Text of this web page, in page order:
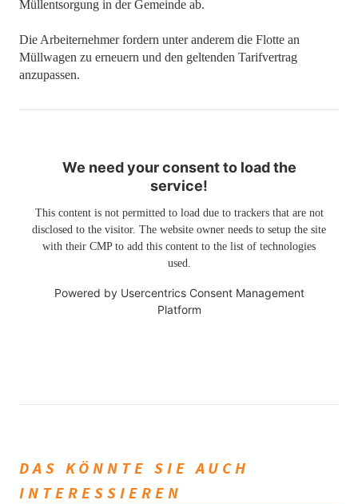
Müllentsorgung in der Gemeinde ab.
Die Arbeiternehmer fordern unter anderem die Flotte an
Müllwagen zu erneuern und den geltenden Tarifvertrag
anzupassen.
We need your consent to load the
service!
This content is not permitted to load due to trackers that are not
disclosed to the visitor. The website owner needs to setup the site
with their CMP to add this content to the list of technologies
used.
Powered by Usercentrics Consent Management
Platform
DAS KÖNNTE SIE AUCH
INTERESSIEREN